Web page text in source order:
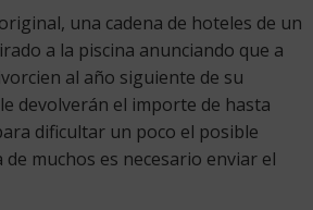
una cadena de hoteles de un
a la piscina anunciando que a
al año siguiente de su
devolverán el importe de hasta
dificultar un poco el posible
muchos es necesario enviar el